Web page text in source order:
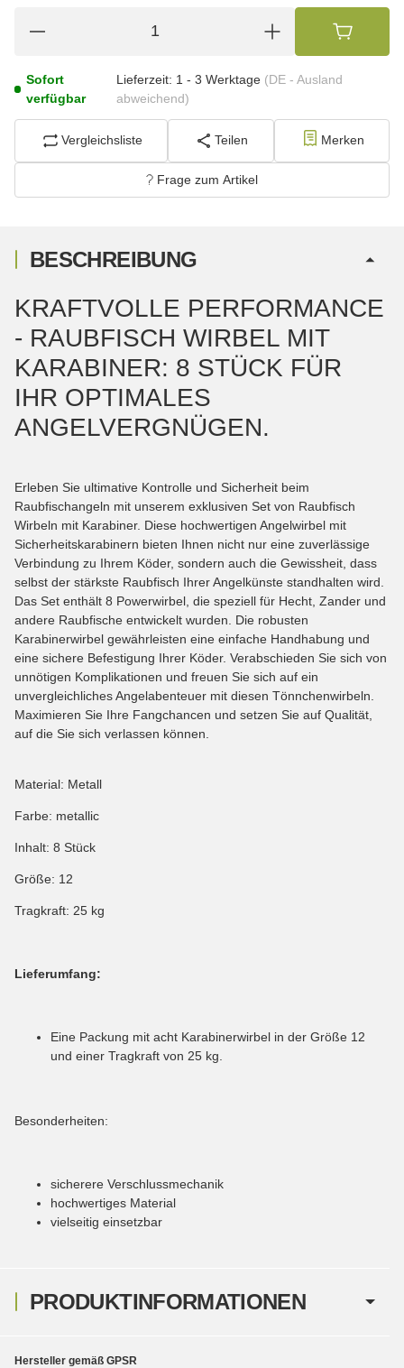
Sofort
verfügbar
Lieferzeit: 1 - 3 Werktage (DE - Ausland
abweichend)
Vergleichsliste Teilen Merken
Frage zum Artikel
PRODUKTINFORMATIONEN
BESCHREIBUNG
KRAFTVOLLE PERFORMANCE
- RAUBFISCH WIRBEL MIT
KARABINER: 8 STÜCK FÜR
IHR OPTIMALES
ANGELVERGNÜGEN.
Erleben Sie ultimative Kontrolle und Sicherheit beim
Raubfischangeln mit unserem exklusiven Set von Raubfisch
Wirbeln mit Karabiner. Diese hochwertigen Angelwirbel mit
Sicherheitskarabinern bieten Ihnen nicht nur eine zuverlässige
Verbindung zu Ihrem Köder, sondern auch die Gewissheit, dass
selbst der stärkste Raubfisch Ihrer Angelkünste standhalten wird.
Das Set enthält 8 Powerwirbel, die speziell für Hecht, Zander und
andere Raubfische entwickelt wurden. Die robusten
Karabinerwirbel gewährleisten eine einfache Handhabung und
eine sichere Befestigung Ihrer Köder. Verabschieden Sie sich von
unnötigen Komplikationen und freuen Sie sich auf ein
unvergleichliches Angelabenteuer mit diesen Tönnchenwirbeln.
Maximieren Sie Ihre Fangchancen und setzen Sie auf Qualität,
auf die Sie sich verlassen können.
Material: Metall
Farbe: metallic
Inhalt: 8 Stück
Größe: 12
Tragkraft: 25 kg
Lieferumfang:
Eine Packung mit acht Karabinerwirbel in der Größe 12
und einer Tragkraft von 25 kg.
Besonderheiten:
sicherere Verschlussmechanik
hochwertiges Material
vielseitig einsetzbar
Hersteller gemäß GPSR